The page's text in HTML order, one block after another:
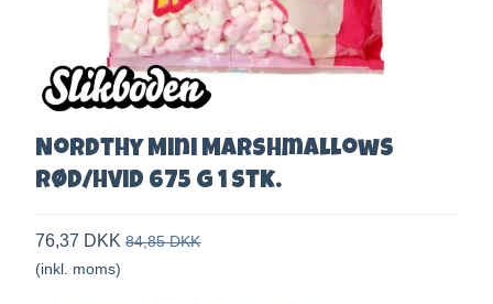
Nordthy Mini Marshmallows
rød/hvid 675 g 1 stk.
76,37 DKK 84,85 DKK
(inkl. moms)